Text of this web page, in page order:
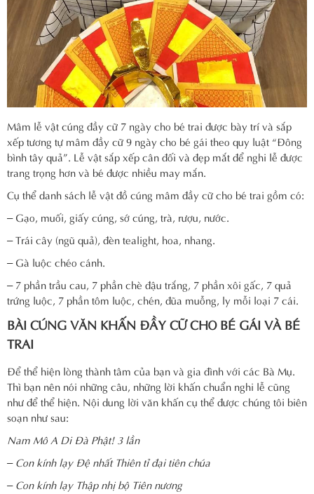
Mâm lễ vật cúng đầy cữ 7 ngày cho bé trai được bày trí và sắp
xếp tương tự mâm đầy cữ 9 ngày cho bé gái theo quy luật “Đông
bình tây quả”. Lễ vật sắp xếp cân đối và đẹp mắt để nghi lễ được
trang trọng hơn và bé được nhiều may mắn.
Cụ thể danh sách lễ vật đồ cúng mâm đầy cữ cho bé trai gồm có:
– Gạo, muối, giấy cúng, sớ cúng, trà, rượu, nước.
– Trái cây (ngũ quả), đèn tealight, hoa, nhang.
– Gà luộc chéo cánh.
– 7 phần trầu cau, 7 phần chè đậu trắng, 7 phần xôi gấc, 7 quả
trứng luộc, 7 phần tôm luộc, chén, đũa muỗng, ly mỗi loại 7 cái.
BÀI CÚNG VĂN KHẤN ĐẦY CỮ CHO BÉ GÁI VÀ BÉ
TRAI
Để thể hiện lòng thành tâm của bạn và gia đình với các Bà Mụ.
Thì bạn nên nói những câu, những lời khấn chuẩn nghi lễ cũng
như để thể hiện. Nội dung lời văn khấn cụ thể được chúng tôi biên
soạn như sau:
Nam Mô A Di Đà Phật! 3 lần
– Con kính lạy Đệ nhất Thiên tỉ đại tiên chúa
– Con kính lạy Thập nhị bộ Tiên nương